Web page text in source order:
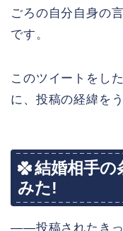
ごろの自分自身の
です。
このツイートをし
に、投稿の経緯を
結婚相手の
みた!
――投稿されたき